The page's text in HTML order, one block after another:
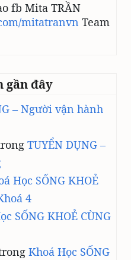
fb Mita TRẦN
mitatranvn Team
gần đây
– Người vận hành
TUYỂN DỤNG –
Học SỐNG KHOẺ
4
SỐNG KHOẺ CÙNG
Khoá Học SỐNG